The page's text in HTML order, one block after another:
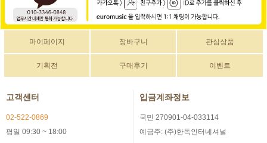
마이페이지 장바구니 관심상품
기획전 구매후기 이벤트
고객센터
02-522-0869
평일 09:30 ~ 18:00
입금계좌정보
국민 270901-04-033114
예금주: (주)한독인터네셔널